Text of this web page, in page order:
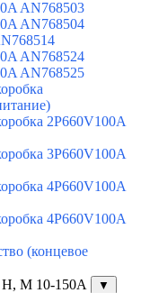
AN768503
AN768504
AN768524
AN768525
2P660V100A
3P660V100A
4P660V100A
4P660V100A
(концевое
M 10-150А
▼